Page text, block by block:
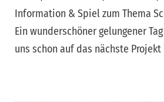
Information & Spiel zum Thema
Ein wunderschöner gelungener
uns schon auf das nächste Projekt